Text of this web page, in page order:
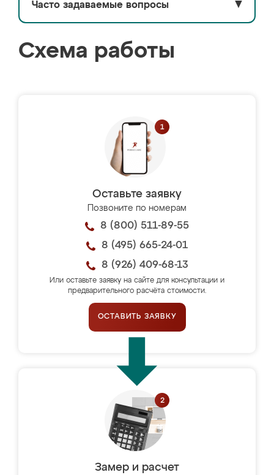
Часто задаваемые вопросы ▼
Схема работы
Оставьте заявку
Позвоните по номерам
8 (800) 511-89-55
8 (495) 665-24-01
8 (926) 409-68-13
Или оставьте заявку на сайте для консультации и
предварительного расчёта стоимости.
ОСТАВИТЬ ЗАЯВКУ
Замер и расчет